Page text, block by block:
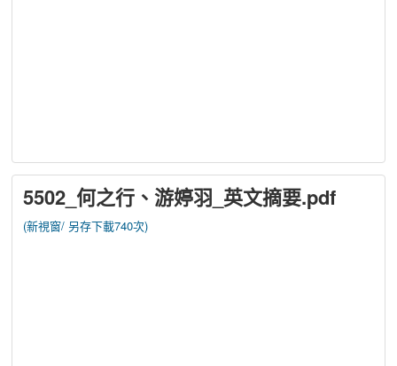
5502_何之行、游婷羽_英文摘要.pdf
(新視窗/ 另存下載740次)